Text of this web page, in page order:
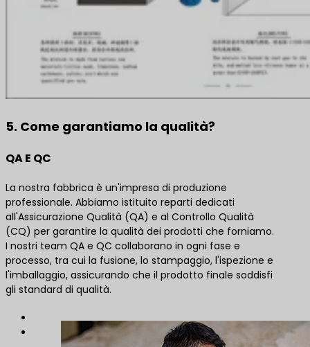
5. Come garantiamo la qualità?
QA E QC
La nostra fabbrica è un'impresa di produzione
professionale. Abbiamo istituito reparti dedicati
all'Assicurazione Qualità (QA) e al Controllo Qualità
(CQ) per garantire la qualità dei prodotti che forniamo.
I nostri team QA e QC collaborano in ogni fase e
processo, tra cui la fusione, lo stampaggio, l'ispezione e
l'imballaggio, assicurando che il prodotto finale soddisfi
gli standard di qualità.